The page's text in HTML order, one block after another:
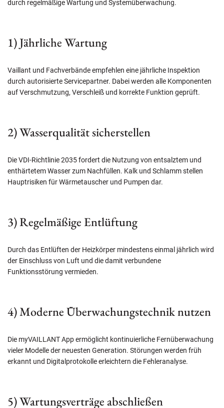
durch regelmäßige Wartung und Systemüberwachung.
1) Jährliche Wartung
Vaillant und Fachverbände empfehlen eine jährliche Inspektion
durch autorisierte Servicepartner. Dabei werden alle Komponenten
auf Verschmutzung, Verschleiß und korrekte Funktion geprüft.
2) Wasserqualität sicherstellen
Die VDI-Richtlinie 2035 fordert die Nutzung von entsalztem und
enthärtetem Wasser zum Nachfüllen. Kalk und Schlamm stellen
Hauptrisiken für Wärmetauscher und Pumpen dar.
3) Regelmäßige Entlüftung
Durch das Entlüften der Heizkörper mindestens einmal jährlich wird
der Einschluss von Luft und die damit verbundene
Funktionsstörung vermieden.
4) Moderne Überwachungstechnik nutzen
Die myVAILLANT App ermöglicht kontinuierliche Fernüberwachung
vieler Modelle der neuesten Generation. Störungen werden früh
erkannt und Digitalprotokolle erleichtern die Fehleranalyse.
5) Wartungsverträge abschließen